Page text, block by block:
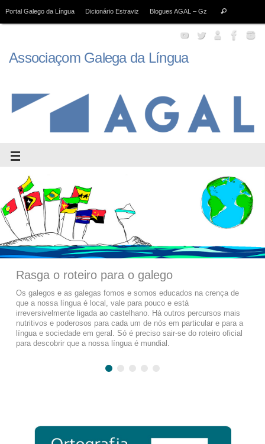
Portal Galego da Língua Dicionário Estraviz Blogues AGAL – Gz
Associaçom Galega da Língua
Rasga o roteiro para o galego
Os galegos e as galegas fomos e somos educados na crença de
que a nossa língua é local, vale para pouco e está
irreversivelmente ligada ao castelhano. Há outros percursos mais
nutritivos e poderosos para cada um de nós em particular e para a
língua e sociedade em geral. Só é preciso sair-se do roteiro oficial
para descobrir que a nossa língua é mundial.